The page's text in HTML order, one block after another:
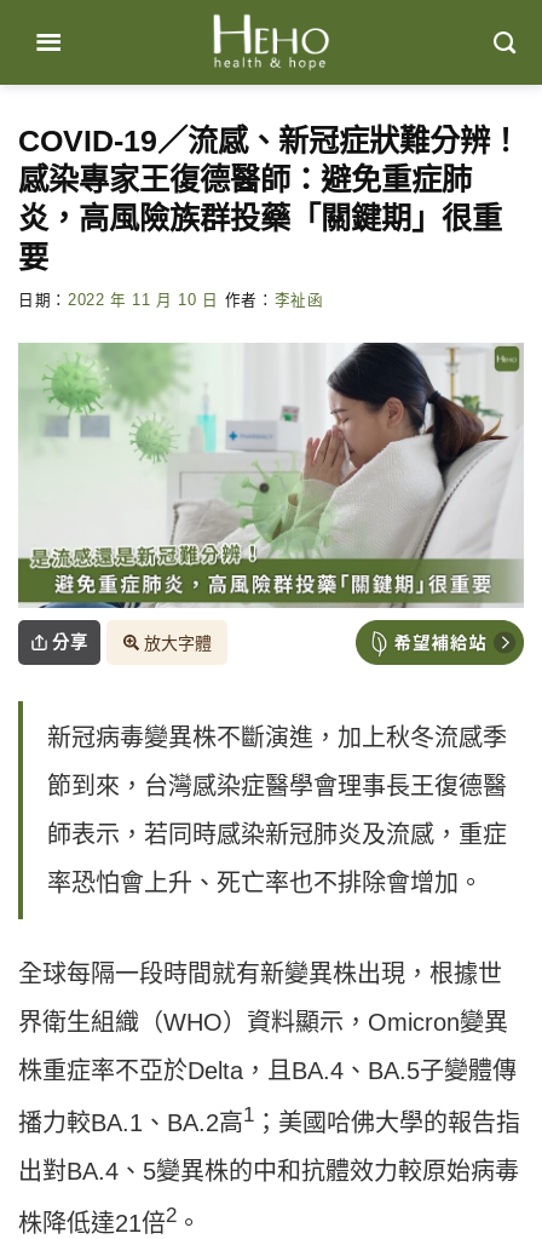
content
COVID-19／流感、新冠症狀難分辨！
感染專家王復德醫師：避免重症肺
炎，高風險族群投藥「關鍵期」很重
要
日期： 2022 年 11 月 10 日 作者： 李祉函
分享 放大字體
新冠病毒變異株不斷演進，加上秋冬流感季
節到來，台灣感染症醫學會理事長王復德醫
師表示，若同時感染新冠肺炎及流感，重症
率恐怕會上升、死亡率也不排除會增加。
全球每隔一段時間就有新變異株出現，根據世
界衛生組織（WHO）資料顯示，Omicron變異
株重症率不亞於Delta，且BA.4、BA.5子變體傳
播力較BA.1、BA.2高1 ；美國哈佛大學的報告指
出對BA.4、5變異株的中和抗體效力較原始病毒
株降低達21倍2 。